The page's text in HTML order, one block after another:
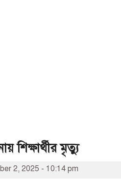
শিক্ষার্থীর মৃত্যু
2, 2025 - 10:14 pm